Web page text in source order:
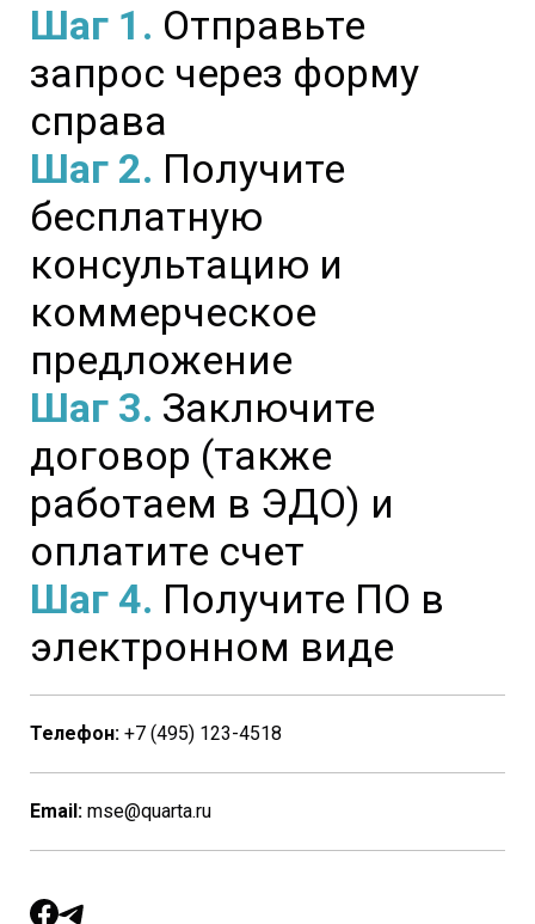
Шаг 1. Отправьте
запрос через форму
справа
Шаг 2. Получите
бесплатную
консультацию и
коммерческое
предложение
Шаг 3. Заключите
договор (также
работаем в ЭДО) и
оплатите счет
Шаг 4. Получите ПО в
электронном виде
Телефон: +7 (495) 123-4518
Email: mse@quarta.ru